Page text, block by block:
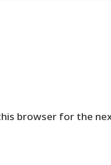
browser for the